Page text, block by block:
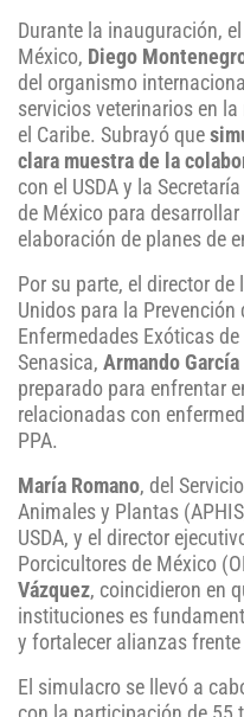
Durante la inauguración,
México, Diego
del organismo
servicios veterinarios en
el Caribe. Subrayó que
clara muestra de la
con el USDA y la
de México para
elaboración de planes de
Por su parte, el director
Unidos para la
Enfermedades Exóticas
Senasica, Armando
preparado para enfrentar
relacionadas con
PPA.
María Romano, del
Animales y Plantas
USDA, y el director
Porcicultores de México
Vázquez, coincidieron en
instituciones es
y fortalecer alianzas
El simulacro se llevó a